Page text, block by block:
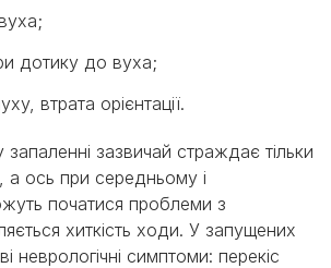
дотику до вуха;
втрата орієнтації.
зазвичай страждає тільки
а ось при середньому і
початися проблеми з
хиткість ходи. У запущених
неврологічні симптоми: перекіс